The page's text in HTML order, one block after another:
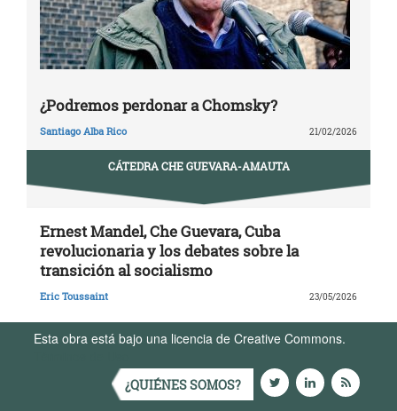
¿Podremos perdonar a Chomsky?
Santiago Alba Rico 21/02/2026
CÁTEDRA CHE GUEVARA-AMAUTA
Ernest Mandel, Che Guevara, Cuba
revolucionaria y los debates sobre la
transición al socialismo
Eric Toussaint 23/05/2026
Esta obra está bajo una licencia de Creative Commons.
¿QUIÉNES SOMOS?